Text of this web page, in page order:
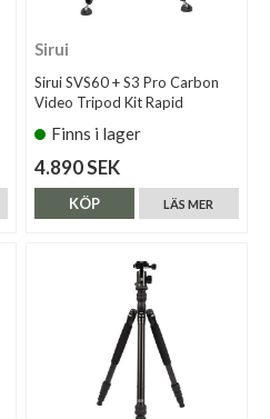
Sirui
Sirui SVS60 + S3 Pro Carbon
Video Tripod Kit Rapid
Finns i lager
4.890 SEK
LÄS MER
KÖP